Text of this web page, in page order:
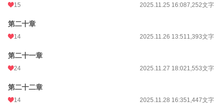
15 2025.11.25 16:087,252文字
第二十章
14 2025.11.26 13:511,393文字
第二十一章
24 2025.11.27 18:021,553文字
第二十二章
14 2025.11.28 16:351,447文字